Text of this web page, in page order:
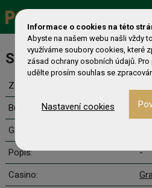
Satellite to ME1a+HR
Začátek:
Buy-in:
Garance:
Popis: -
Casino:
Informace o cookies na této
Abyste na našem webu našli vždy
využíváme soubory cookies, které
zásad ochrany osobních údajů.
udělte prosím souhlas se
Nastavení cookies